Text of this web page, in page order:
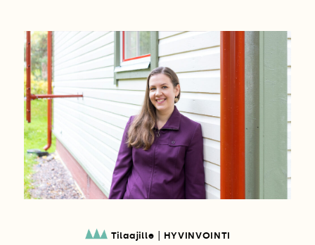
Tilaajille HYVINVOINTI